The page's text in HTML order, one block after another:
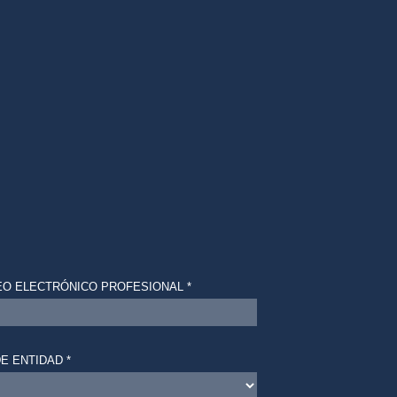
ELECTRÓNICO PROFESIONAL *
ENTIDAD *